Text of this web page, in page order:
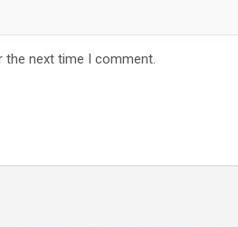
the next time I comment.